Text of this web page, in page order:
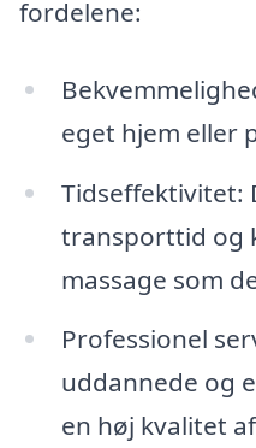
fordelene:
eget hjem eller
Tidseffektivitet:
transporttid og
massage som
Professionel
uddannede og
en høj kvalitet